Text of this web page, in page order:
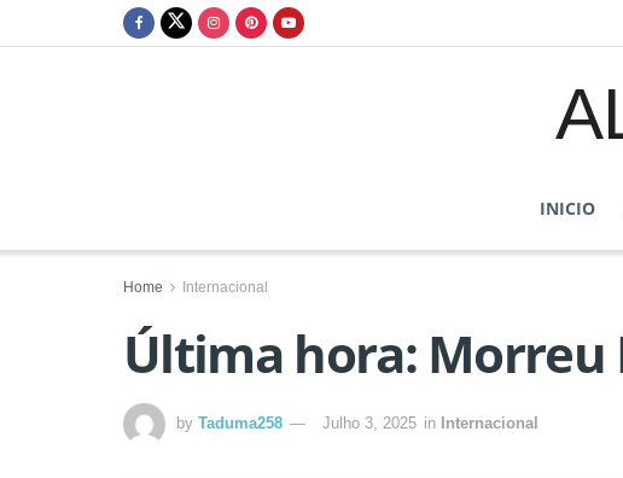
INICIO
Home Internacional
Última hora: Morreu
by Taduma258 Julho 3, 2025 in Internacional